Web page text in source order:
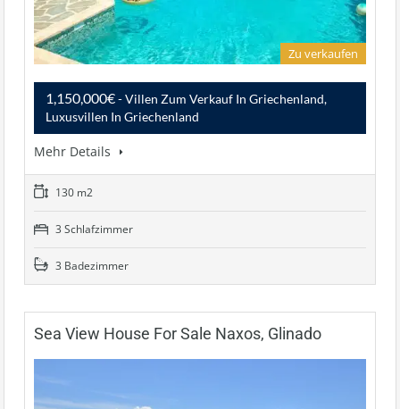
Zu verkaufen
1,150,000€- Villen Zum Verkauf In Griechenland,
Luxusvillen In Griechenland
Mehr Details
130 m2
3 Schlafzimmer
3 Badezimmer
Sea View House For Sale Naxos, Glinado